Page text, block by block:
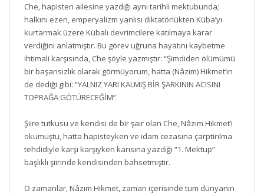
Che, hapisten ailesine yazdığı aynı tarihli mektubunda;
halkını ezen, emperyalizm yanlısı diktatörlükten Küba’yı
kurtarmak üzere Kübalı devrimcilere katılmaya karar
verdiğini anlatmıştır. Bu görev uğruna hayatını kaybetme
ihtimali karşısında, Che şöyle yazmıştır: “Şimdiden ölümümü
bir başarısızlık olarak görmüyorum, hatta (Nâzım) Hikmet’in
de dediği gibi: “YALNIZ YARI KALMIŞ BİR ŞARKININ ACISINI
TOPRAĞA GÖTÜRECEĞİM”.
Şiire tutkusu ve kendisi de bir şair olan Che, Nâzım Hikmet’i
okumuştu, hatta hapisteyken ve idam cezasına çarptırılma
tehdidiyle karşı karşıyken karısına yazdığı “1. Mektup”
başlıklı şiirinde kendisinden bahsetmiştir.
O zamanlar, Nâzım Hikmet, zaman içerisinde tüm dünyanın